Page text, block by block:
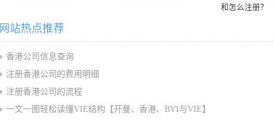
和怎么注册？
网站热点推荐
香港公司信息查询
注册香港公司的费用明细
注册香港公司的流程
一文一图轻松读懂VIE结构【开曼、香港、BVI与VIE】